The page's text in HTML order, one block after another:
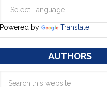
Powered by Translate
AUTHORS